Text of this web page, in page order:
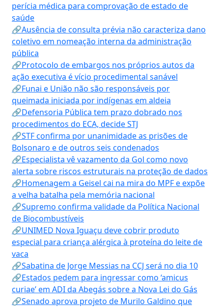
perícia médica para comprovação de estado de
saúde
🔗Ausência de consulta prévia não caracteriza dano
coletivo em nomeação interna da administração
pública
🔗Protocolo de embargos nos próprios autos da
ação executiva é vício procedimental sanável
🔗Funai e União não são responsáveis por
queimada iniciada por indígenas em aldeia
🔗Defensoria Pública tem prazo dobrado nos
procedimentos do ECA, decide STJ
🔗STF confirma por unanimidade as prisões de
Bolsonaro e de outros seis condenados
🔗Especialista vê vazamento da Gol como novo
alerta sobre riscos estruturais na proteção de dados
🔗Homenagem a Geisel cai na mira do MPF e expõe
a velha batalha pela memória nacional
🔗Supremo confirma validade da Política Nacional
de Biocombustíveis
🔗UNIMED Nova Iguaçu deve cobrir produto
especial para criança alérgica à proteína do leite de
vaca
🔗Sabatina de Jorge Messias na CCJ será no dia 10
🔗Estados pedem para ingressar como ‘amicus
curiae’ em ADI da Abegás sobre a Nova Lei do Gás
🔗Senado aprova projeto de Murilo Galdino que